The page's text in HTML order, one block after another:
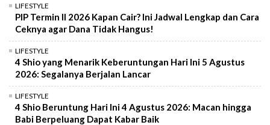
LIFESTYLE
PIP Termin II 2026 Kapan Cair? Ini Jadwal Lengkap dan Cara
Ceknya agar Dana Tidak Hangus!
LIFESTYLE
4 Shio yang Menarik Keberuntungan Hari Ini 5 Agustus
2026: Segalanya Berjalan Lancar
LIFESTYLE
4 Shio Beruntung Hari Ini 4 Agustus 2026: Macan hingga
Babi Berpeluang Dapat Kabar Baik